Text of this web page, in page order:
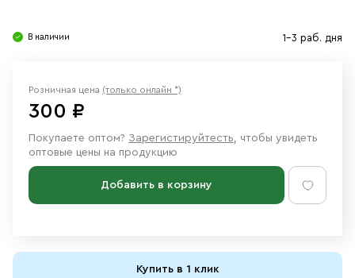
В наличии 1-3 раб. дня
Розничная цена (только онлайн *)
300 ₽
Покупаете оптом? Зарегистируйтесть, чтобы увидеть
оптовые цены на продукцию
Добавить в корзину
Купить в 1 клик